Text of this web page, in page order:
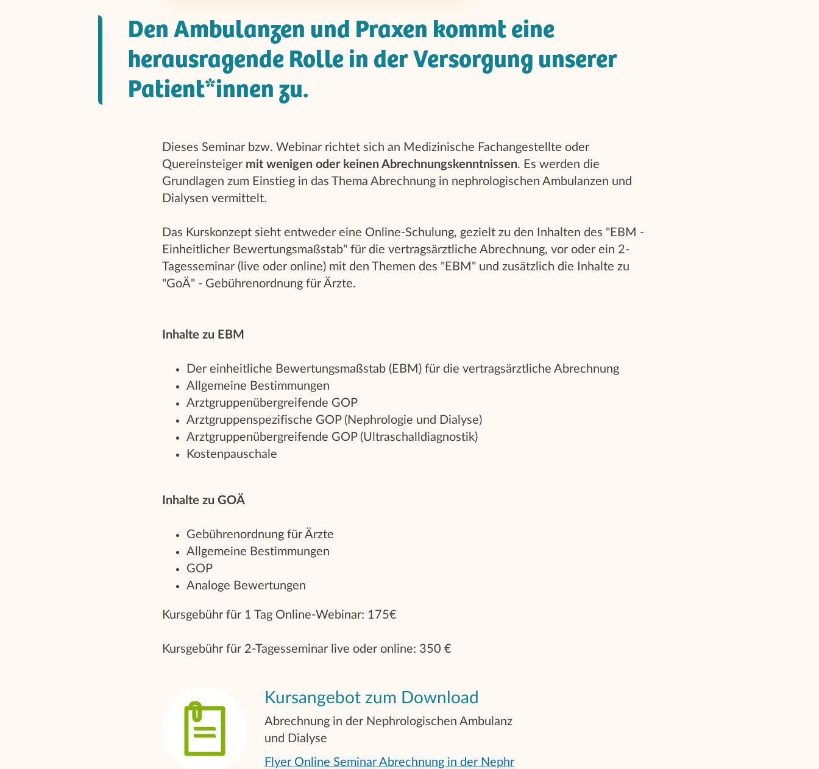
Den Ambulanzen und Praxen kommt eine
herausragende Rolle in der Versorgung unserer
Patient*innen zu.
Dieses Seminar bzw. Webinar richtet sich an Medizinische Fachangestellte oder
Quereinsteiger mit wenigen oder keinen Abrechnungskenntnissen. Es werden die
Grundlagen zum Einstieg in das Thema Abrechnung in nephrologischen Ambulanzen und
Dialysen vermittelt.
Das Kurskonzept sieht entweder eine Online-Schulung, gezielt zu den Inhalten des "EBM -
Einheitlicher Bewertungsmaßstab" für die vertragsärztliche Abrechnung, vor oder ein 2-
Tagesseminar (live oder online) mit den Themen des "EBM" und zusätzlich die Inhalte zu
"GoÄ" - Gebührenordnung für Ärzte.
Inhalte zu EBM
Der einheitliche Bewertungsmaßstab (EBM) für die vertragsärztliche Abrechnung
Allgemeine Bestimmungen
Arztgruppenübergreifende GOP
Arztgruppenspezifische GOP (Nephrologie und Dialyse)
Arztgruppenübergreifende GOP (Ultraschalldiagnostik)
Kostenpauschale
Inhalte zu GOÄ
Gebührenordnung für Ärzte
Allgemeine Bestimmungen
GOP
Analoge Bewertungen
Kursgebühr für 1 Tag Online-Webinar: 175€
Kursgebühr für 2-Tagesseminar live oder online: 350 €
Kursangebot zum Download
Abrechnung in der Nephrologischen Ambulanz
und Dialyse
Flyer Online Seminar Abrechnung in der Nephr